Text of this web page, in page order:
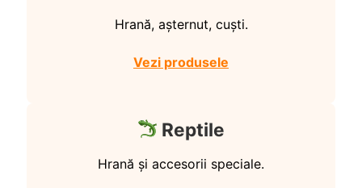
Hrană, așternut, cuști.
Vezi produsele
Reptile
Hrană și accesorii speciale.